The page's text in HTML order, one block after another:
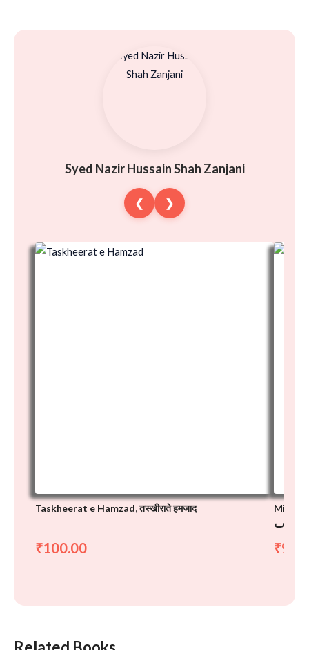
Syed Nazir Hussain Shah Zanjani
❮ ❯
Taskheerat e Hamzad, तस्खीराते हमजाद
₹100.00
Miftah
الغیب
₹